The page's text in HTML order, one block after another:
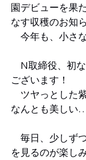
園デビューを果
なす収穫のお知
今年も、小さ
N取締役、初な
ございます！
ツヤっとした
なんとも美しい…
毎日、少しず
を見るのが楽し